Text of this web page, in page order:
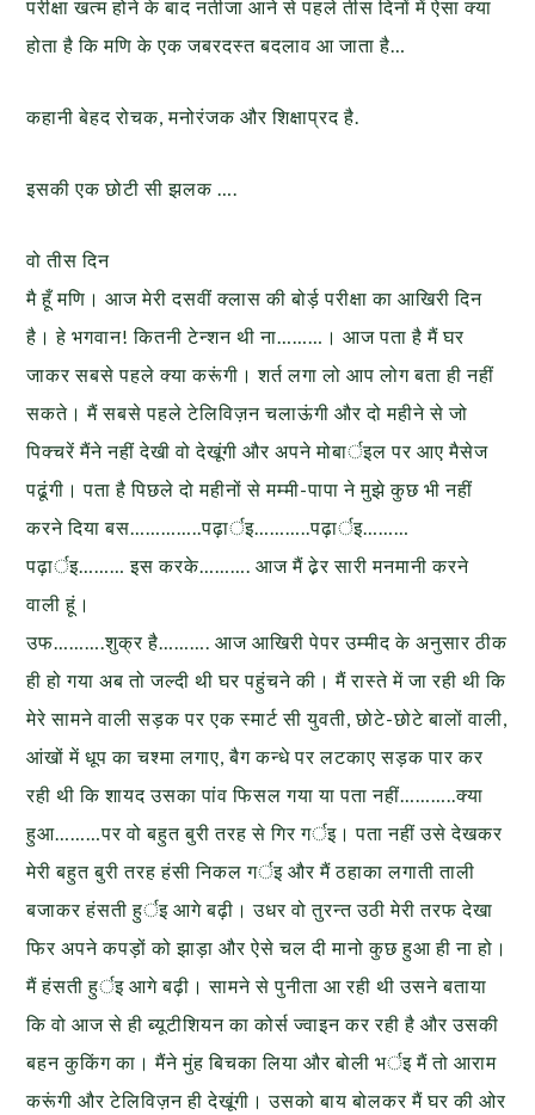
परीक्षा खत्म होने के बाद नतीजा आने से पहले तीस दिनों में ऐसा क्या
होता है कि मणि के एक जबरदस्त बदलाव आ जाता है…
कहानी बेहद रोचक, मनोरंजक और शिक्षाप्रद है.
इसकी एक छोटी सी झलक ….
वो तीस दिन
मै हूँ मणि। आज मेरी दसवीं क्लास की बोर्ड़ परीक्षा का आखिरी दिन
है। हे भगवान! कितनी टेन्शन थी ना………। आज पता है मैं घर
जाकर सबसे पहले क्या करूंगी। शर्त लगा लो आप लोग बता ही नहीं
सकते। मैं सबसे पहले टेलिविज़न चलाऊंगी और दो महीने से जो
पिक्चरें मैंने नहीं देखी वो देखूंगी और अपने मोबार्इल पर आए मैसेज
पढूंगी। पता है पिछले दो महीनों से मम्मी-पापा ने मुझे कुछ भी नहीं
करने दिया बस…………..पढ़ार्इ………..पढ़ार्इ………
पढ़ार्इ……… इस करके………. आज मैं ढे़र सारी मनमानी करने
वाली हूं।
उफ……….शुक्र है………. आज आखिरी पेपर उम्मीद के अनुसार ठीक
ही हो गया अब तो जल्दी थी घर पहुंचने की। मैं रास्ते में जा रही थी कि
मेरे सामने वाली सड़क पर एक स्मार्ट सी युवती, छोटे-छोटे बालों वाली,
आंखों में धूप का चश्मा लगाए, बैग कन्धे पर लटकाए सड़क पार कर
रही थी कि शायद उसका पांव फिसल गया या पता नहीं………..क्या
हुआ………पर वो बहुत बुरी तरह से गिर गर्इ। पता नहीं उसे देखकर
मेरी बहुत बुरी तरह हंसी निकल गर्इ और मैं ठहाका लगाती ताली
बजाकर हंसती हुर्इ आगे बढ़ी। उधर वो तुरन्त उठी मेरी तरफ देखा
फिर अपने कपड़ों को झाड़ा और ऐसे चल दी मानो कुछ हुआ ही ना हो।
मैं हंसती हुर्इ आगे बढ़ी। सामने से पुनीता आ रही थी उसने बताया
कि वो आज से ही ब्यूटीशियन का कोर्स ज्वाइन कर रही है और उसकी
बहन कुकिंग का। मैंने मुंह बिचका लिया और बोली भर्इ मैं तो आराम
करूंगी और टेलिविज़न ही देखूंगी। उसको बाय बोलकर मैं घर की ओर